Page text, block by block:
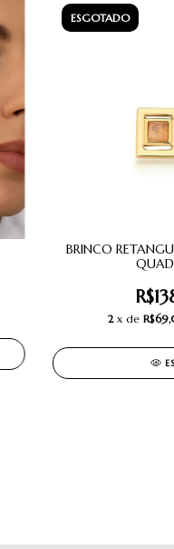
ESGOTADO
BRINCO
2 x de